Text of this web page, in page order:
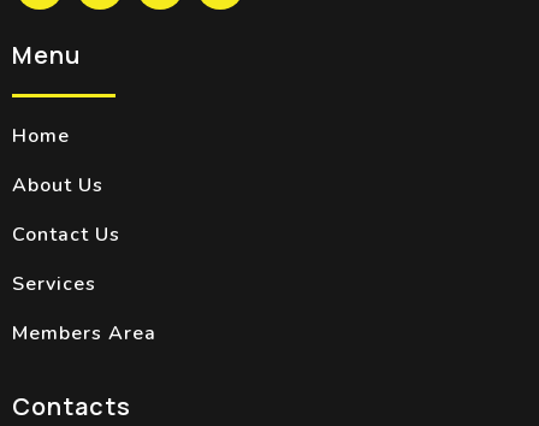
Menu
Home
About Us
Contact Us
Services
Members Area
Contacts